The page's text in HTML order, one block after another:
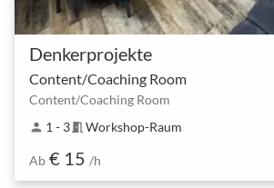
Denkerprojekte
Content/Coaching Room
Content/Coaching Room
person 1 - 3meeting_room Workshop-Raum
Ab € 15 /h